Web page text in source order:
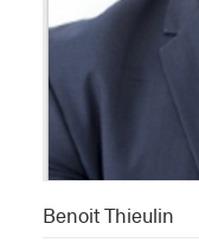
Benoit Thieulin